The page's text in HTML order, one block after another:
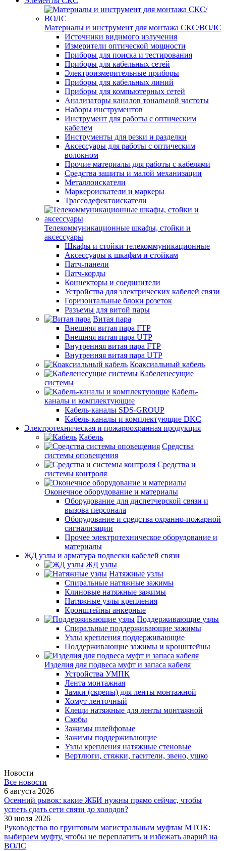
Материалы и инструмент для монтажа СКС/ВОЛС
Источники видимого излучения
Измерители оптической мощности
Приборы для поиска и тестирования
Приборы для кабельных сетей
Электроизмерительные приборы
Приборы для кабельных линий
Приборы для компьютерных сетей
Анализаторы каналов тональной частоты
Наборы инструментов
Инструмент для работы с оптическим
кабелем
Инструменты для резки и разделки
Аксессуары для работы с оптическим
волокном
Прочие материалы для работы с кабелями
Средства защиты и малой механизации
Металлоискатели
Маркероискатели и маркеры
Трассодефектоискатели
Телекоммуникационные шкафы, стойки и
аксессуары
Шкафы и стойки телекоммуникационные
Аксессуары к шкафам и стойкам
Патч-панели
Патч-корды
Коннекторы и соединители
Устройства для электрических кабелей связи
Горизонтальные блоки розеток
Разъемы для витой пары
Витая пара
Внешняя витая пара FTP
Внешняя витая пара UTP
Внутренняя витая пара FTP
Внутренняя витая пара UTP
Коаксиальный кабель
Кабеленесущие
системы
Кабель-
каналы и комплектующие
Кабель-каналы SDS-GROUP
Кабель-каналы и комплектующие DKC
Электротехническая и пожароохранная продукция
Кабель
Средства
системы оповещения
Средства и
системы контроля
Оконечное оборудование и материалы
Оборудование для диспетчерской связи и
вызова персонала
Оборудование и средства охранно-пожарной
сигнализации
Прочее электротехническое оборудование и
материалы
ЖД узлы и арматура подвески кабелей связи
ЖД узлы
Натяжные узлы
Спиральные натяжные зажимы
Клиновые натяжные зажимы
Натяжные узлы крепления
Кронштейны анкерные
Поддерживающие узлы
Спиральные поддерживающие зажимы
Узлы крепления поддерживающие
Поддерживающие зажимы и кронштейны
Изделия для подвеса муфт и запаса кабеля
Устройства УМПК
Лента монтажная
Замки (скрепы) для ленты монтажной
Хомут ленточный
Клещи натяжные для ленты монтажной
Скобы
Зажимы шлейфовые
Зажимы поддерживающие
Узлы крепления натяжные стеновые
Вертлюги, стяжки, гасители, звено, ушко
Новости
Все новости
6 августа 2026
Осенний рывок: какие ЖБИ нужны прямо сейчас, чтобы
успеть сдать сети связи до холодов?
30 июля 2026
Руководство по грунтовым магистральным муфтам МТОК:
выбираем муфту, чтобы не переплатить и избежать аварий на
ВОЛС